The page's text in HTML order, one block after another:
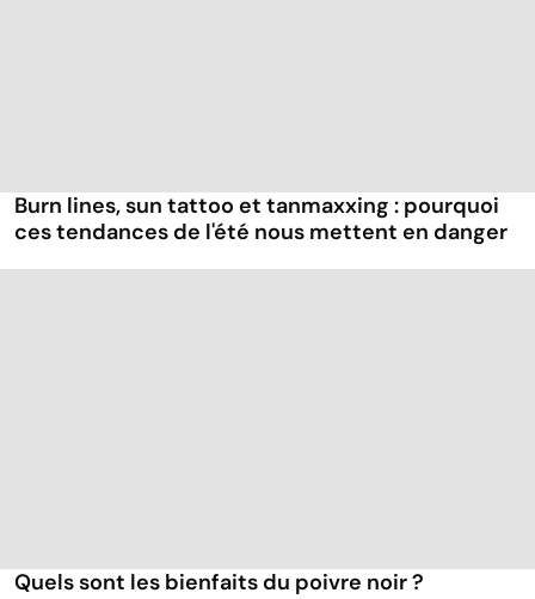
Burn lines, sun tattoo et tanmaxxing : pourquoi
ces tendances de l'été nous mettent en danger
Quels sont les bienfaits du poivre noir ?